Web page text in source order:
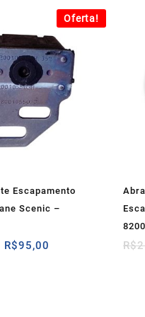
Oferta!
Escapamento
Scenic –
O
R$95,00 R$